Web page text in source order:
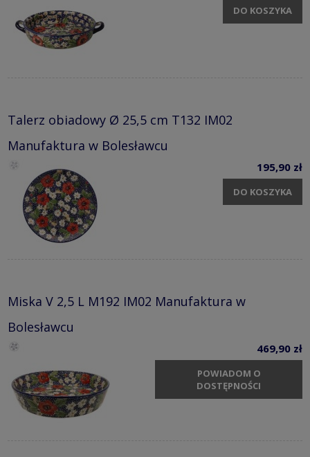
DO KOSZYKA
Talerz obiadowy Ø 25,5 cm T132 IM02
Manufaktura w Bolesławcu
195,90 zł
DO KOSZYKA
Miska V 2,5 L M192 IM02 Manufaktura w
Bolesławcu
469,90 zł
POWIADOM O
DOSTĘPNOŚCI